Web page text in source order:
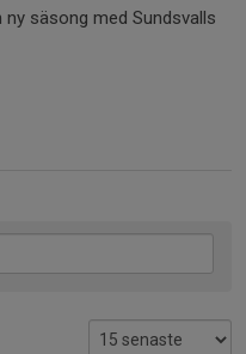
säsong med Sundsvalls